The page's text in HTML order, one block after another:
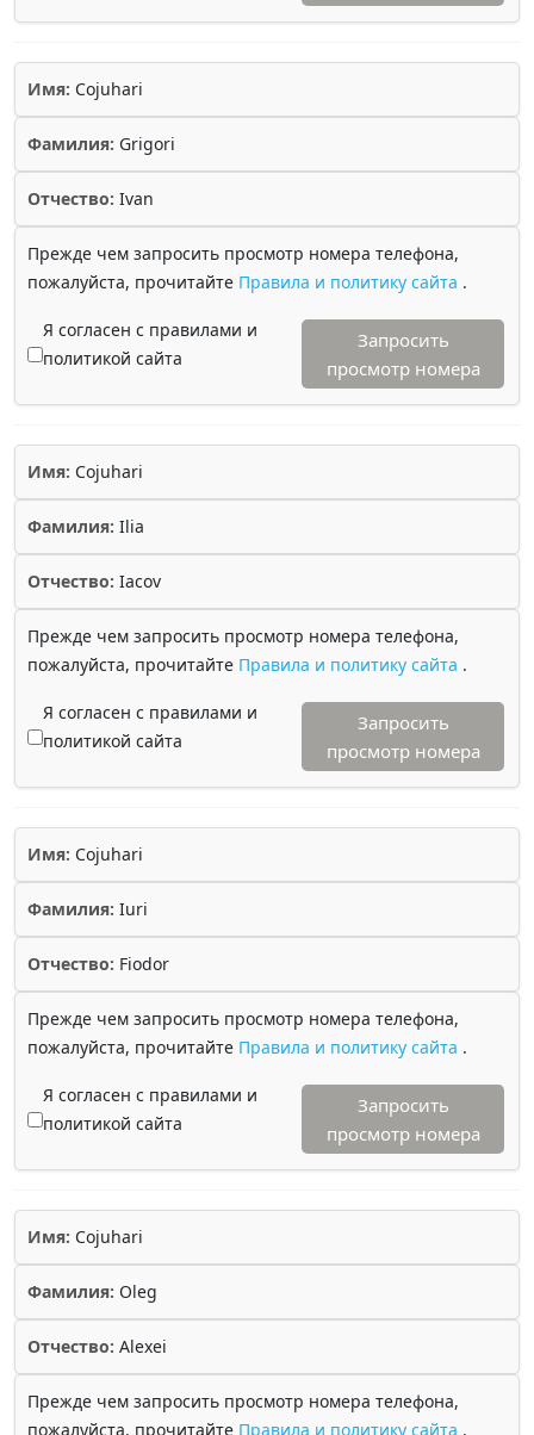
Имя: Cojuhari
Фамилия: Grigori
Отчество: Ivan
Прежде чем запросить просмотр номера телефона,
пожалуйста, прочитайте Правила и политику сайта .
Я согласен с правилами и
политикой сайта
Запросить
просмотр номера
Имя: Cojuhari
Фамилия: Ilia
Отчество: Iacov
Прежде чем запросить просмотр номера телефона,
пожалуйста, прочитайте Правила и политику сайта .
Я согласен с правилами и
политикой сайта
Запросить
просмотр номера
Имя: Cojuhari
Фамилия: Iuri
Отчество: Fiodor
Прежде чем запросить просмотр номера телефона,
пожалуйста, прочитайте Правила и политику сайта .
Я согласен с правилами и
политикой сайта
Запросить
просмотр номера
Имя: Cojuhari
Фамилия: Oleg
Отчество: Alexei
Прежде чем запросить просмотр номера телефона,
пожалуйста, прочитайте Правила и политику сайта .